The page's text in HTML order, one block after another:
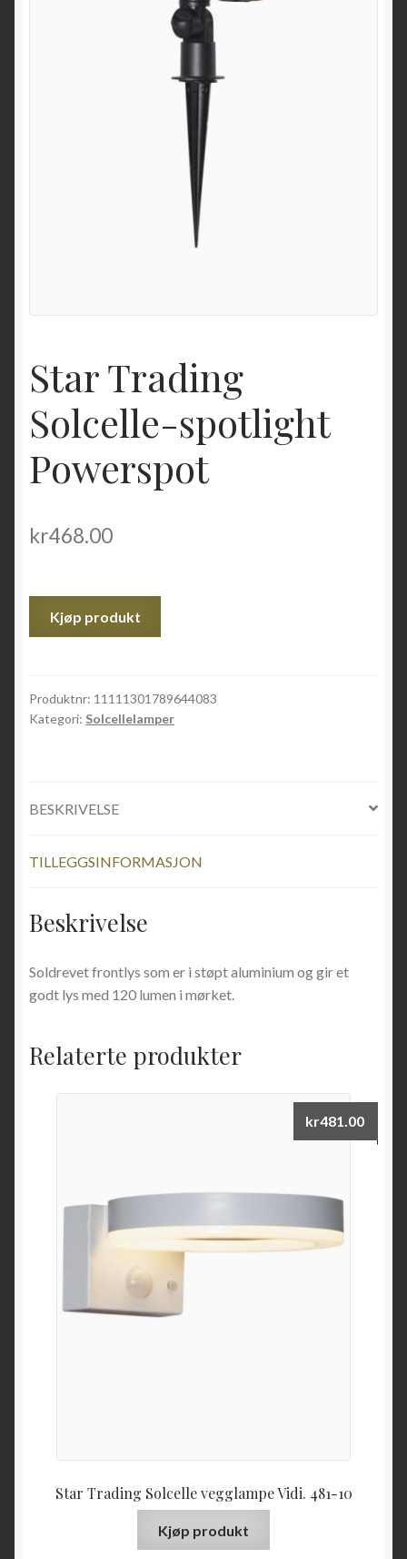
Star Trading
Solcelle-spotlight
Powerspot
kr468.00
Kjøp produkt
Produktnr: 11111301789644083
Kategori: Solcellelamper
BESKRIVELSE
TILLEGGSINFORMASJON
Beskrivelse
Soldrevet frontlys som er i støpt aluminium og gir et
godt lys med 120 lumen i mørket.
Relaterte produkter
Star Trading Solcelle vegglampe Vidi. 481-10
kr481.00
Kjøp produkt